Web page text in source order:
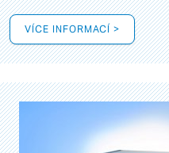
VÍCE INFORMACÍ >